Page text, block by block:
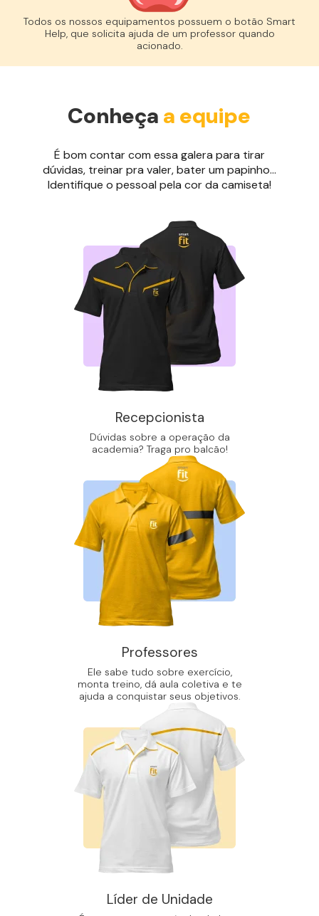
Todos os nossos equipamentos possuem o botão Smart
Help, que solicita ajuda de um professor quando
acionado.
Conheça a equipe
É bom contar com essa galera para tirar
dúvidas, treinar pra valer, bater um papinho...
Identifique o pessoal pela cor da camiseta!
Recepcionista
Dúvidas sobre a operação da
academia? Traga pro balcão!
Professores
Ele sabe tudo sobre exercício,
monta treino, dá aula coletiva e te
ajuda a conquistar seus objetivos.
Líder de Unidade